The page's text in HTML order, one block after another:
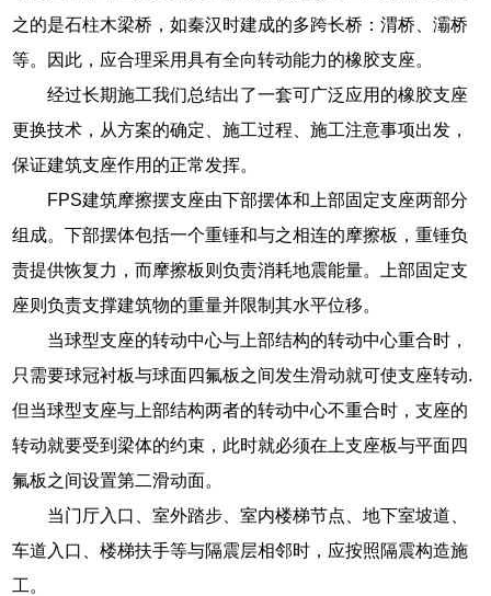
之的是石柱木梁桥，如秦汉时建成的多跨长桥：渭桥、灞桥
等。因此，应合理采用具有全向转动能力的橡胶支座。
经过长期施工我们总结出了一套可广泛应用的橡胶支座
更换技术，从方案的确定、施工过程、施工注意事项出发，
保证建筑支座作用的正常发挥。
FPS建筑摩擦摆支座由下部摆体和上部固定支座两部分
组成。下部摆体包括一个重锤和与之相连的摩擦板，重锤负
责提供恢复力，而摩擦板则负责消耗地震能量。上部固定支
座则负责支撑建筑物的重量并限制其水平位移。
当球型支座的转动中心与上部结构的转动中心重合时，
只需要球冠衬板与球面四氟板之间发生滑动就可使支座转动.
但当球型支座与上部结构两者的转动中心不重合时，支座的
转动就要受到梁体的约束，此时就必须在上支座板与平面四
氟板之间设置第二滑动面。
当门厅入口、室外踏步、室内楼梯节点、地下室坡道、
车道入口、楼梯扶手等与隔震层相邻时，应按照隔震构造施
工。